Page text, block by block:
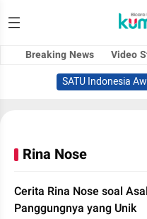
Breaking News Video
SATU Indonesia
Rina Nose
Cerita Rina Nose soal
Panggungnya yang Unik